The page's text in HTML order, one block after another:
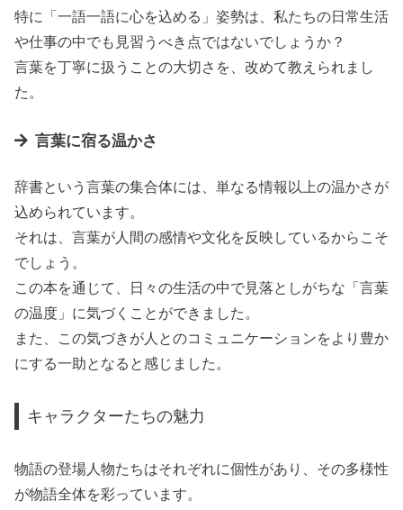
特に「一語一語に心を込める」姿勢は、私たちの日常生活
や仕事の中でも見習うべき点ではないでしょうか？
言葉を丁寧に扱うことの大切さを、改めて教えられまし
た。
言葉に宿る温かさ
辞書という言葉の集合体には、単なる情報以上の温かさが
込められています。
それは、言葉が人間の感情や文化を反映しているからこそ
でしょう。
この本を通じて、日々の生活の中で見落としがちな「言葉
の温度」に気づくことができました。
また、この気づきが人とのコミュニケーションをより豊か
にする一助となると感じました。
キャラクターたちの魅力
物語の登場人物たちはそれぞれに個性があり、その多様性
が物語全体を彩っています。